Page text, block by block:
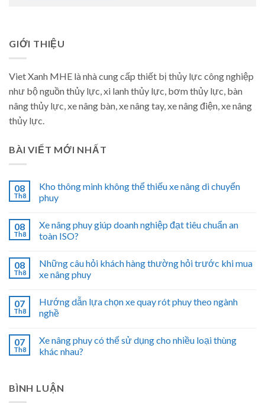
GIỚI THIỆU
Viet Xanh MHE là nhà cung cấp thiết bị thủy lực công nghiệp
như bộ nguồn thủy lực, xi lanh thủy lực, bơm thủy lực, bàn
nâng thủy lực, xe nâng bàn, xe nâng tay, xe nâng điện, xe nâng
thủy lực.
BÀI VIẾT MỚI NHẤT
08
Th8
Kho thông minh không thể thiếu xe nâng di chuyển
phuy
08
Th8
Xe nâng phuy giúp doanh nghiệp đạt tiêu chuẩn an
toàn ISO?
08
Th8
Những câu hỏi khách hàng thường hỏi trước khi mua
xe nâng phuy
07
Th8
Hướng dẫn lựa chọn xe quay rót phuy theo ngành
nghề
07
Th8
Xe nâng phuy có thể sử dụng cho nhiều loại thùng
khác nhau?
BÌNH LUẬN